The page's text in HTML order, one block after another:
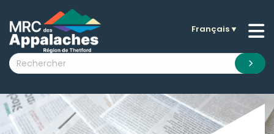
submenu (La MRC )
submenu (Citoyens )
submenu (Visiteurs )
submenu (Nouvelles )
Français▼